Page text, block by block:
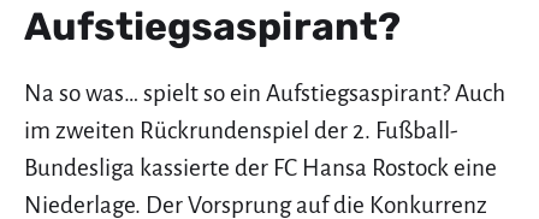
Aufstiegsaspirant?
Na so was… spielt so ein Aufstiegsaspirant? Auch
im zweiten Rückrundenspiel der 2. Fußball-
Bundesliga kassierte der FC Hansa Rostock eine
Niederlage. Der Vorsprung auf die Konkurrenz